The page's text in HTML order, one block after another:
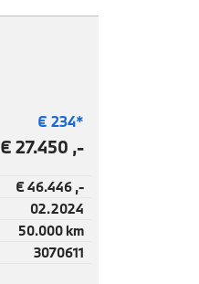
€ 234*
€ 27.450 ,-
€ 46.446 ,-
02.2024
50.000 km
3070611